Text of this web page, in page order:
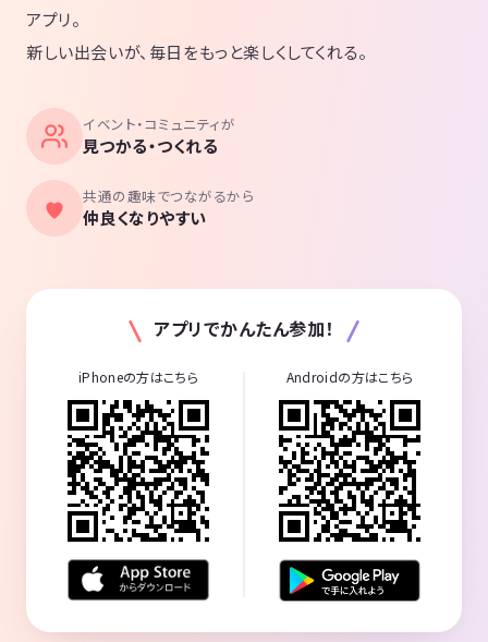
アプリ。
新しい出会いが、毎日をもっと楽しくしてくれる。
イベント・コミュニティが
見つかる・つくれる
共通の趣味でつながるから
仲良くなりやすい
アプリでかんたん参加！
iPhoneの方はこちら Androidの方はこちら